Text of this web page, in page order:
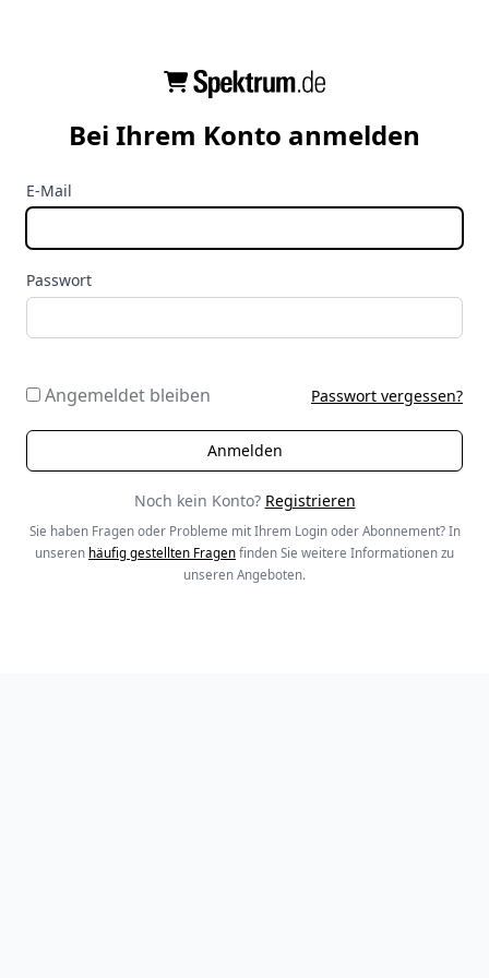
Bei Ihrem Konto anmelden
E-Mail
Passwort
Angemeldet bleiben Passwort vergessen?
Noch kein Konto? Registrieren
Sie haben Fragen oder Probleme mit Ihrem Login oder Abonnement? In
unseren häufig gestellten Fragen finden Sie weitere Informationen zu
unseren Angeboten.